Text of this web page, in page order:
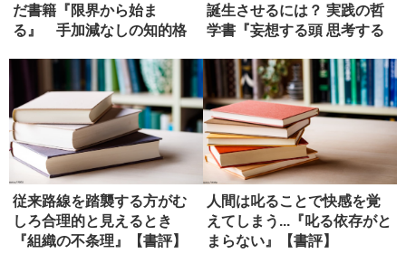
だ書籍『限界から始ま
る』 手加減なしの知的格
誕生させるには？ 実践の哲
学書『妄想する頭 思考する
従来路線を踏襲する方がむ
しろ合理的と見えるとき
『組織の不条理』【書評】
人間は叱ることで快感を覚
えてしまう...『叱る依存がと
まらない』【書評】